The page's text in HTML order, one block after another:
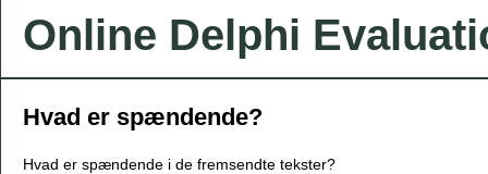
Online Delphi
Hvad er spændende?
Hvad er spændende i de fremsendte tekster?